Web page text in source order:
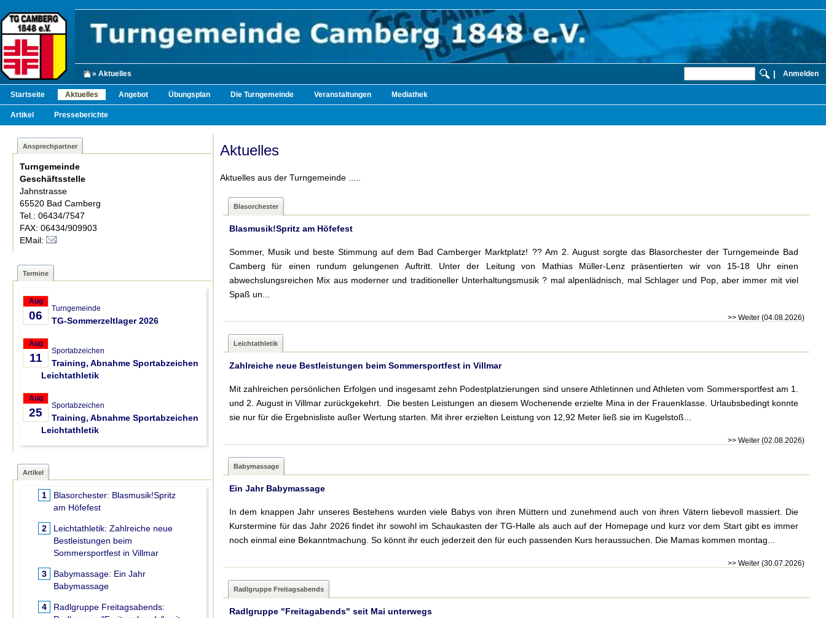
» Aktuelles | Anmelden
Startseite Aktuelles Angebot Übungsplan Die Turngemeinde Veranstaltungen Mediathek
Artikel Presseberichte
Ansprechpartner
Turngemeinde
Geschäftsstelle
Jahnstrasse
65520 Bad Camberg
Tel.: 06434/7547
FAX: 06434/909903
EMail:
Termine
Aug
06
Turngemeinde
TG-Sommerzeltlager 2026
Aug
11
Sportabzeichen
Training, Abnahme Sportabzeichen
Leichtathletik
Aug
25
Sportabzeichen
Training, Abnahme Sportabzeichen
Leichtathletik
Artikel
1 Blasorchester: Blasmusik!Spritz
am Höfefest
2 Leichtathletik: Zahlreiche neue
Bestleistungen beim
Sommersportfest in Villmar
3 Babymassage: Ein Jahr
Babymassage
4
Radlgruppe Freitagsabends:
Aktuelles
Aktuelles aus der Turngemeinde .....
Blasorchester
Blasmusik!Spritz am Höfefest
Sommer, Musik und beste Stimmung auf dem Bad Camberger Marktplatz! ?? Am 2. August sorgte das Blasorchester der Turngemeinde Bad
Camberg für einen rundum gelungenen Auftritt. Unter der Leitung von Mathias Müller-Lenz präsentierten wir von 15-18 Uhr einen
abwechslungsreichen Mix aus moderner und traditioneller Unterhaltungsmusik ? mal alpenlädnisch, mal Schlager und Pop, aber immer mit viel
Spaß un...
>> Weiter (04.08.2026)
Leichtathletik
Zahlreiche neue Bestleistungen beim Sommersportfest in Villmar
Mit zahlreichen persönlichen Erfolgen und insgesamt zehn Podestplatzierungen sind unsere Athletinnen und Athleten vom Sommersportfest am 1.
und 2. August in Villmar zurückgekehrt. Die besten Leistungen an diesem Wochenende erzielte Mina in der Frauenklasse. Urlaubsbedingt konnte
sie nur für die Ergebnisliste außer Wertung starten. Mit ihrer erzielten Leistung von 12,92 Meter ließ sie im Kugelstoß...
>> Weiter (02.08.2026)
Babymassage
Ein Jahr Babymassage
In dem knappen Jahr unseres Bestehens wurden viele Babys von ihren Müttern und zunehmend auch von ihren Vätern liebevoll massiert. Die
Kurstermine für das Jahr 2026 findet ihr sowohl im Schaukasten der TG-Halle als auch auf der Homepage und kurz vor dem Start gibt es immer
noch einmal eine Bekanntmachung. So könnt ihr euch jederzeit den für euch passenden Kurs heraussuchen. Die Mamas kommen montag...
>> Weiter (30.07.2026)
Radlgruppe Freitagsabends
Radlgruppe "Freitagabends" seit Mai unterwegs